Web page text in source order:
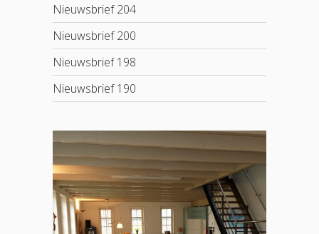
Nieuwsbrief 204
Nieuwsbrief 200
Nieuwsbrief 198
Nieuwsbrief 190